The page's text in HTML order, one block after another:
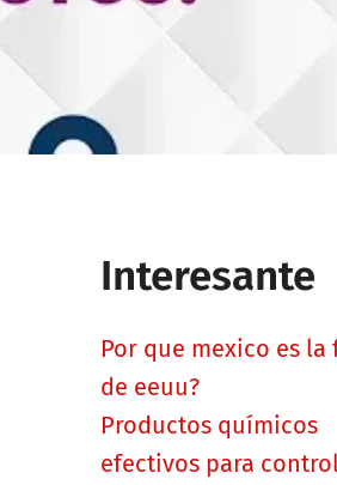
Interesante
Por que mexico es la
de eeuu?
Productos químicos
efectivos para